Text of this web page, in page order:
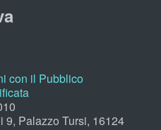
con il Pubblico
9, Palazzo Tursi, 16124